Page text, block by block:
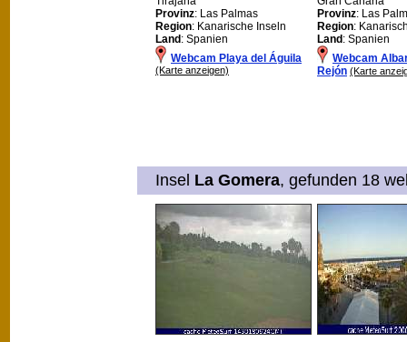
Provinz: Las Palmas
Region: Kanarische Inseln
Land: Spanien
Webcam Playa del Águila
(Karte anzeigen)
Provinz: Las
Region:
Land: Spanien
Webcam
Rejón (Karte
Insel La Gomera, gefunden 18